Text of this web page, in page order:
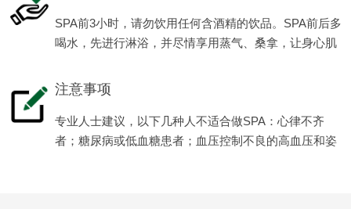
SPA前3小时，请勿饮用任何含酒精的饮品。SPA前后多
喝水，先进行淋浴，并尽情享用蒸气、桑拿，让身心肌
注意事项
专业人士建议，以下几种人不适合做SPA：心律不齐
者；糖尿病或低血糖患者；血压控制不良的高血压和姿